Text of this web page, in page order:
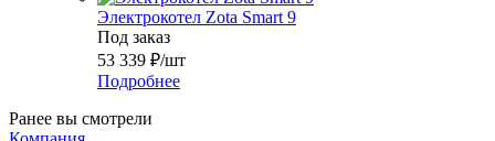
Электрокотел Zota Smart 9
Под заказ
53 339 ₽/шт
Подробнее
Ранее вы смотрели